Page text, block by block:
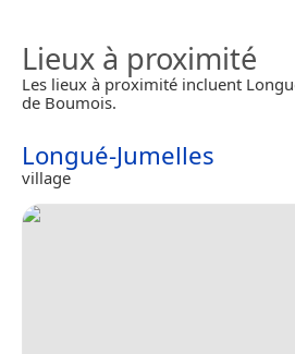
Lieux à proximité
Les lieux à proximité incluent
de Boumois.
Longué-Jumelles
village